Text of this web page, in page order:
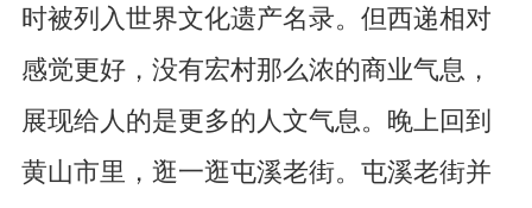
时被列入世界文化遗产名录。但西递相对
感觉更好，没有宏村那么浓的商业气息，
展现给人的是更多的人文气息。晚上回到
黄山市里，逛一逛屯溪老街。屯溪老街并